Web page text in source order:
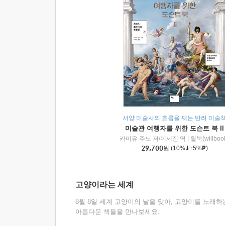
서양 미술사의 흐름을 꿰는 반려 미술
미술관 여행자를 위한 도슨트 북 II
카미유 주노 저/이세진 역
윌북
29,700원 (10% +5% )
고양이라는 세계
8월 8일 세계 고양이의 날을 맞아, 고양이를 노래하
아름다운 책들을 만나보세요.